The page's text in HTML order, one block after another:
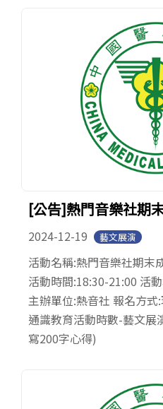
[公告]熱門音樂社期
2024-12-19 藝文展演
活動名稱:熱門音樂社期末
活動時間:18:30-21:00 活
主辦單位:熱音社 報名方
通識教育活動時數-藝文展
寫200字心得)